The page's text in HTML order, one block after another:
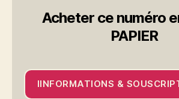
Acheter ce numéro
PAPIER
IINFORMATIONS &